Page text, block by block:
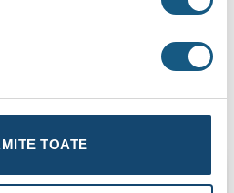
TOATE
termostat, lungime-inclusiv filet-
Transport